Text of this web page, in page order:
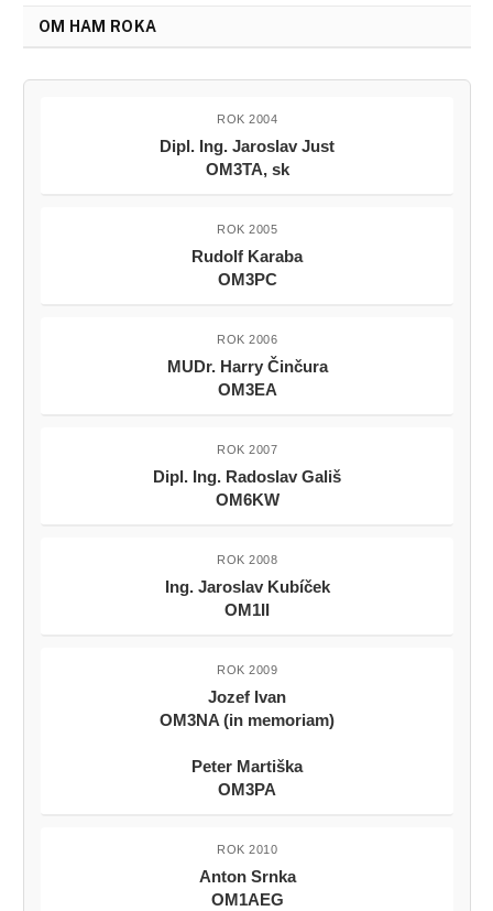
OM HAM ROKA
ROK 2004
Dipl. Ing. Jaroslav Just
OM3TA, sk
ROK 2005
Rudolf Karaba
OM3PC
ROK 2006
MUDr. Harry Činčura
OM3EA
ROK 2007
Dipl. Ing. Radoslav Gališ
OM6KW
ROK 2008
Ing. Jaroslav Kubíček
OM1II
ROK 2009
Jozef Ivan
OM3NA (in memoriam)
Peter Martiška
OM3PA
ROK 2010
Anton Srnka
OM1AEG